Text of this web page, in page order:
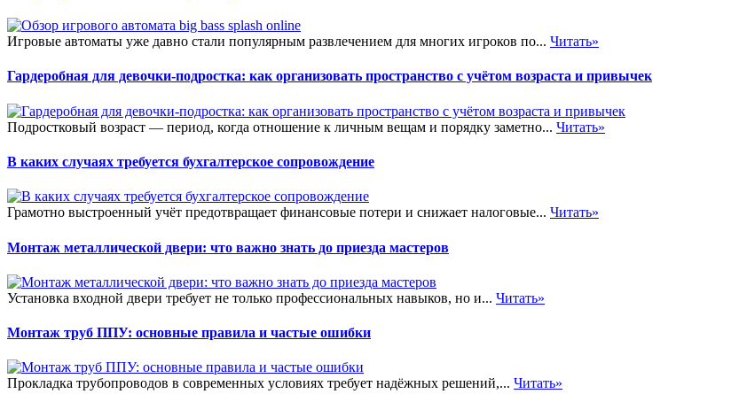
Игровые автоматы уже давно стали популярным развлечением для многих игроков по... Читать»
Гардеробная для девочки-подростка: как организовать пространство с учётом возраста и привычек
Подростковый возраст — период, когда отношение к личным вещам и порядку заметно... Читать»
В каких случаях требуется бухгалтерское сопровождение
Грамотно выстроенный учёт предотвращает финансовые потери и снижает налоговые... Читать»
Монтаж металлической двери: что важно знать до приезда мастеров
Установка входной двери требует не только профессиональных навыков, но и... Читать»
Монтаж труб ППУ: основные правила и частые ошибки
Прокладка трубопроводов в современных условиях требует надёжных решений,... Читать»